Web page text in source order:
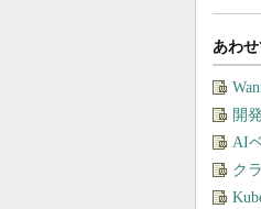
あわ
開
AI
ク